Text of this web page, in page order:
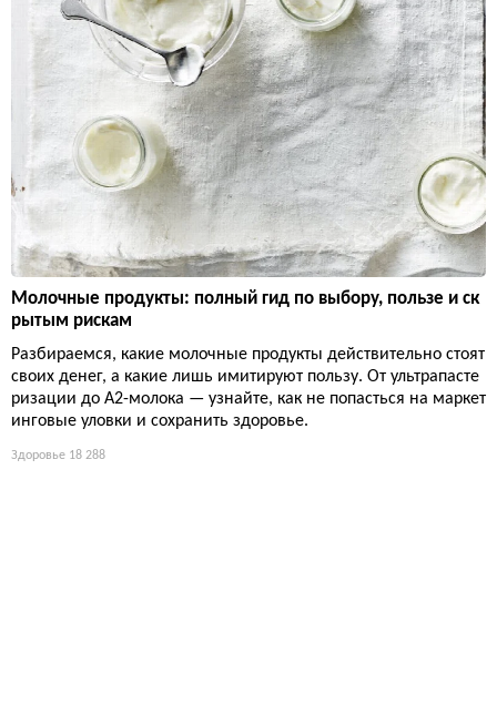
Молочные продукты: полный гид по выбору, пользе и ск
рытым рискам
Разбираемся, какие молочные продукты действительно стоят
своих денег, а какие лишь имитируют пользу. От ультрапасте
ризации до А2-молока — узнайте, как не попасться на маркет
инговые уловки и сохранить здоровье.
Здоровье 18 288